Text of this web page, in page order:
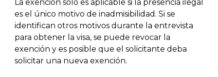
La exención solo es aplicable si la presencia ilegal
es el único motivo de inadmisibilidad. Si se
identifican otros motivos durante la entrevista
para obtener la visa, se puede revocar la
exención y es posible que el solicitante deba
solicitar una nueva exención.